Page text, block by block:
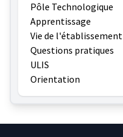
Pôle Technologique
Apprentissage
Vie de l'établissement
Questions pratiques
ULIS
Orientation